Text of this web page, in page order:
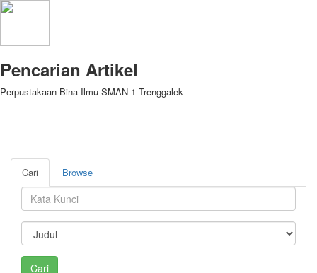
Pencarian Artikel
Perpustakaan Bina Ilmu SMAN 1 Trenggalek
Cari Browse